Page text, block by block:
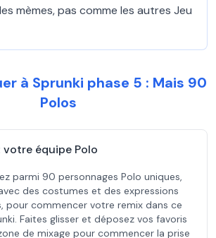
mèmes, pas comme les autres Jeu
à Sprunki phase 5 : Mais 90
Polos
votre équipe Polo
parmi 90 personnages Polo uniques,
des costumes et des expressions
pour commencer votre remix dans ce
Faites glisser et déposez vos favoris
de mixage pour commencer la prise